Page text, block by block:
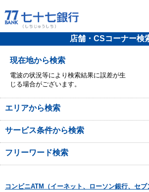
店舗・CSコーナー検
現在地から検索
電波の状況等により検索結果に誤差が生
じる場合がございます。
エリアから検索
サービス条件から検索
フリーワード検索
コンビニATM（イーネット、ローソン銀行、セブ